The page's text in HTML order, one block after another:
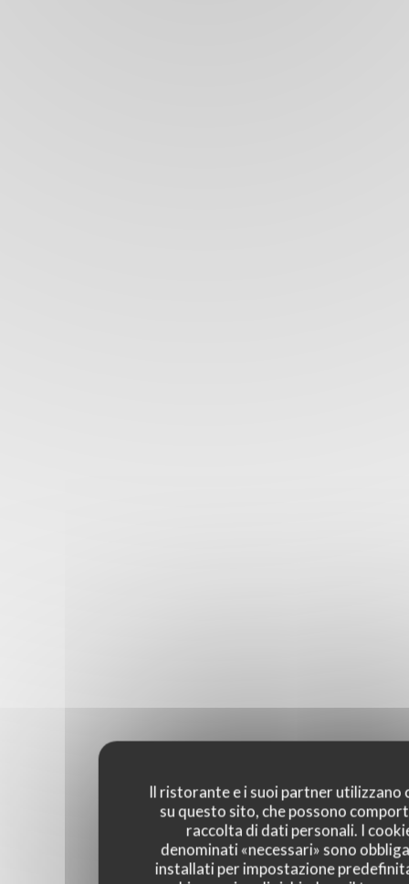
Il ristorante e i suoi partner utilizzano
su questo sito, che possono
raccolta di dati personali. I
denominati «necessari» sono
installati per impostazione